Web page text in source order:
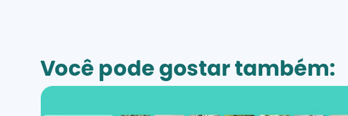
Você pode gostar também: